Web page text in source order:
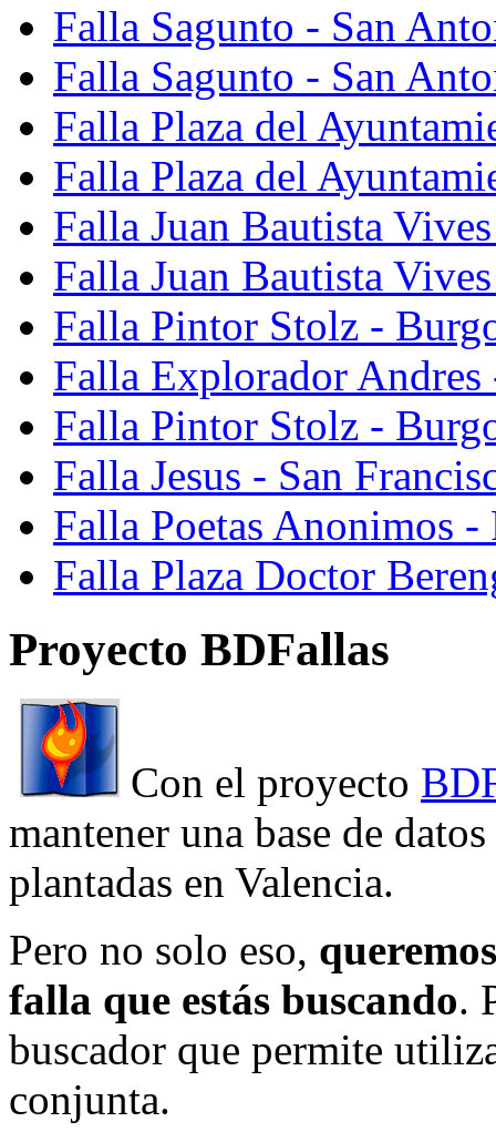
Falla Sagunto - San
Falla Sagunto - San
Falla Plaza del
Falla Plaza del
Falla Juan Bautista
Falla Juan Bautista
Falla Pintor Stolz -
Falla Explorador Andres
Falla Pintor Stolz -
Falla Jesus - San
Falla Poetas Anonimos
Falla Plaza Doctor
Proyecto BDFallas
Con el proyecto
mantener una base de
plantadas en Valencia.
Pero no solo eso,
falla que estás buscando.
buscador que permite
conjunta.